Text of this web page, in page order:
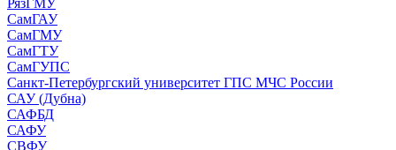
СамГАУ
СамГМУ
СамГТУ
СамГУПС
Санкт-Петербургский университет ГПС МЧС России
САУ (Дубна)
САФБД
САФУ
СВФУ